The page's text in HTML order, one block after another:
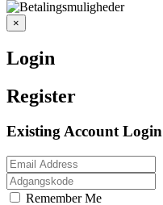
×
Login
Register
Existing Account Login
Remember Me